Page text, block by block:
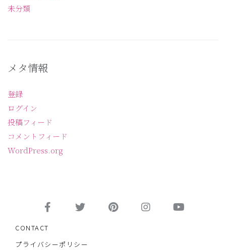
未分類
メタ情報
登録
ログイン
投稿フィード
コメントフィード
WordPress.org
CONTACT
プライバシーポリシー